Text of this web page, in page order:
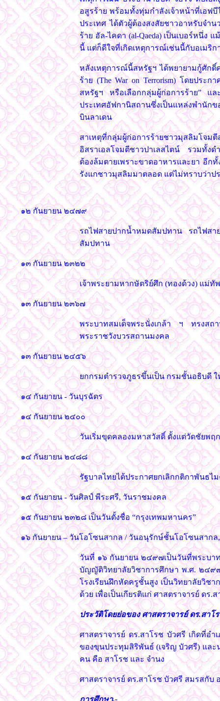
อสูรร้าย พร้อมทั้งทุ่มกำลังเจ้าหน้าที่เอฟ
ประเทศ ได้ตัวผู้ต้องสงสัยชาวอาหรับจำ
ร้าย อัล-ไคดา (al-Qaeda) เป็นเบอร์หนึ่ง
นี้ แต่ก็ดีใจที่เกิดเหตุการณ์เช่นนี้กับอเมริก
หลังเหตุการณ์นี้สหรัฐฯ ได้พยายามกู้ศัก
ร้าย (The War on Terrorism) โดยประ
สหรัฐฯ หรือเลือกกลุ่มผู้ก่อการร้าย” แล
ประเทศอัฟกานิสถานซึ่งเป็นแหล่งพำนั
บินลาเดน
สาเหตุที่กลุ่มผู้ก่อการร้ายชาวมุสลิมโจม
อิสราเอลโจมตีชาวปาเลสไตน์ รวมทั้งด
ต้องล้มตายเพราะขาดอาหารและยา อี
รังแกชาวมุสลิมมาตลอด แต่ไม่ทราบว่าป
๑๒ กันยายน ๒๔๗๙
รถไฟสายปากน้ำหมดสัมปทาน รถไฟส
สัมปทาน
๑๓ กันยายน ๒๓๒๒
เจ้าพระยามหากษัตริย์ศึก (ทองด้วง) แม่ทั
๑๓ กันยายน ๒๓๖๗
พระบาทสมเด็จพระนั่งเกล้า ฯ ทรงส
พระราชวังบวรสถานมงคล
๑๓ กันยายน ๒๔๕๖
ยกกรมตำรวจภูธรขึ้นเป็น กรมชั้นอธิบดี
๑๔ กันยายน - วันบุรฉัตร
๑๔ กันยายน ๒๔๐๐
วันเริ่มขุดคลองมหาสวัสดิ์ ตั้งแต่วัดชัยพ
๑๔ กันยายน ๒๔๘๘
รัฐบาลไทยได้ประกาศยกเลิกกติกาพันธ
๑๕ กันยายน - วันศิลป์ พีระศรี, วันราชมงคล
๑๕ กันยายน ๒๓๒๘ เป็นวันตั้งชื่อ “กรุงเทพมหานคร”
๑๖ กันยายน – วันโอโซนสากล / วันอนุรักษ์ชั้นโอโซนสากล
วันที่ ๑๖ กันยายน ๒๔๙๗เป็นวันที่พระบาท
บัญญัติวิทยาลัยวิชาการศึกษา พ.ศ. ๒๔๙
โรงเรียนฝึกหัดครูชั้นสูง เป็นวิทยาลัยวิช
ด้วย เพื่อเป็นเกียรติแก่ ศาสตราจารย์ ดร.
ประวัติโดยย่อของ ศาสตราจารย์ ดร.สาโ
ศาสตราจารย์ ดร.สาโรช บัวศรี เกิดที่อ
ของขุนประทุมสิริพันธ์ (เจริญ บัวศรี) และ
คน คือ สาโรช และ จำนง
ศาสตราจารย์ ดร.สาโรช บัวศรี สมรสกั
การศึกษา.-